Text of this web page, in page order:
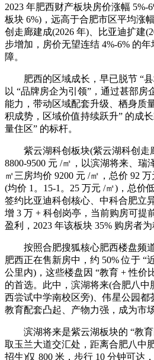
2023 年肥西财产板块房价涨幅 5%-
板块 6%)，远高于合肥市区平均涨
创走廊建成(2026 年)、比亚迪扩建
步增加，房价无望连结 4%-6% 的
障。
肥西的区域成长，早已脱节 “县
以 “品牌房企为引领”，通过甚部房
能力，带动区域配套升级、栖身质
积成势，区域价值持续跃升” 的成
量住区” 的标杆。
紫云湖科创板块(紫云湖科创走
8800-9500 元 /㎡，以滨湖将来、瑞
㎡三房均价 9200 元 /㎡，总价 92
(均价 1。15-1。25 万元 /㎡)，总价
签约比亚迪科创核心、中科合肥立
增 3 万 + 科创岗亭，当前购房可提
盈利，2023 年该板块 35% 购房者
按照合肥搜狐核心肥西楼盘频道
肥西正在售新房中，约 50% 位于 “
公里内)，这些楼盘因 “教育 + 性价
的首选。此中，滨湖将来(合肥八
西尝试中学南校区旁)、伟星公园都
教育配套凸起、产物力强，成为市
滨湖将来是紫云湖板块的 “教育
取玉兰大道交汇处，距离合肥八中
招生)仅 800 米，步行 10 分钟可达